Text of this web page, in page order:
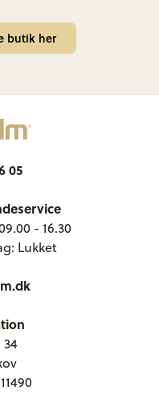
butik her
05
- 16.30
Lukket
34